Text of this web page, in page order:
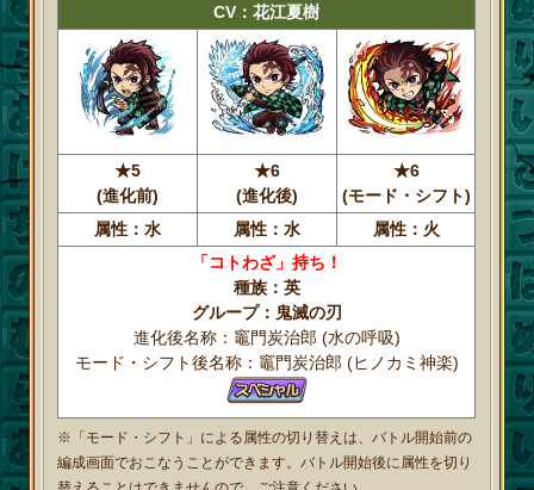
CV：花江夏樹
★5
(進化前)
★6
(進化後)
★6
(モード・シフト)
属性：水
属性：水
属性：火
「コトわざ」持ち！
種族：英
グループ：鬼滅の刃
進化後名称：竈門炭治郎 (水の呼吸)
モード・シフト後名称：竈門炭治郎 (ヒノカミ神楽)
※「モード・シフト」による属性の切り替えは、バトル開始前の
編成画面でおこなうことができます。バトル開始後に属性を切り